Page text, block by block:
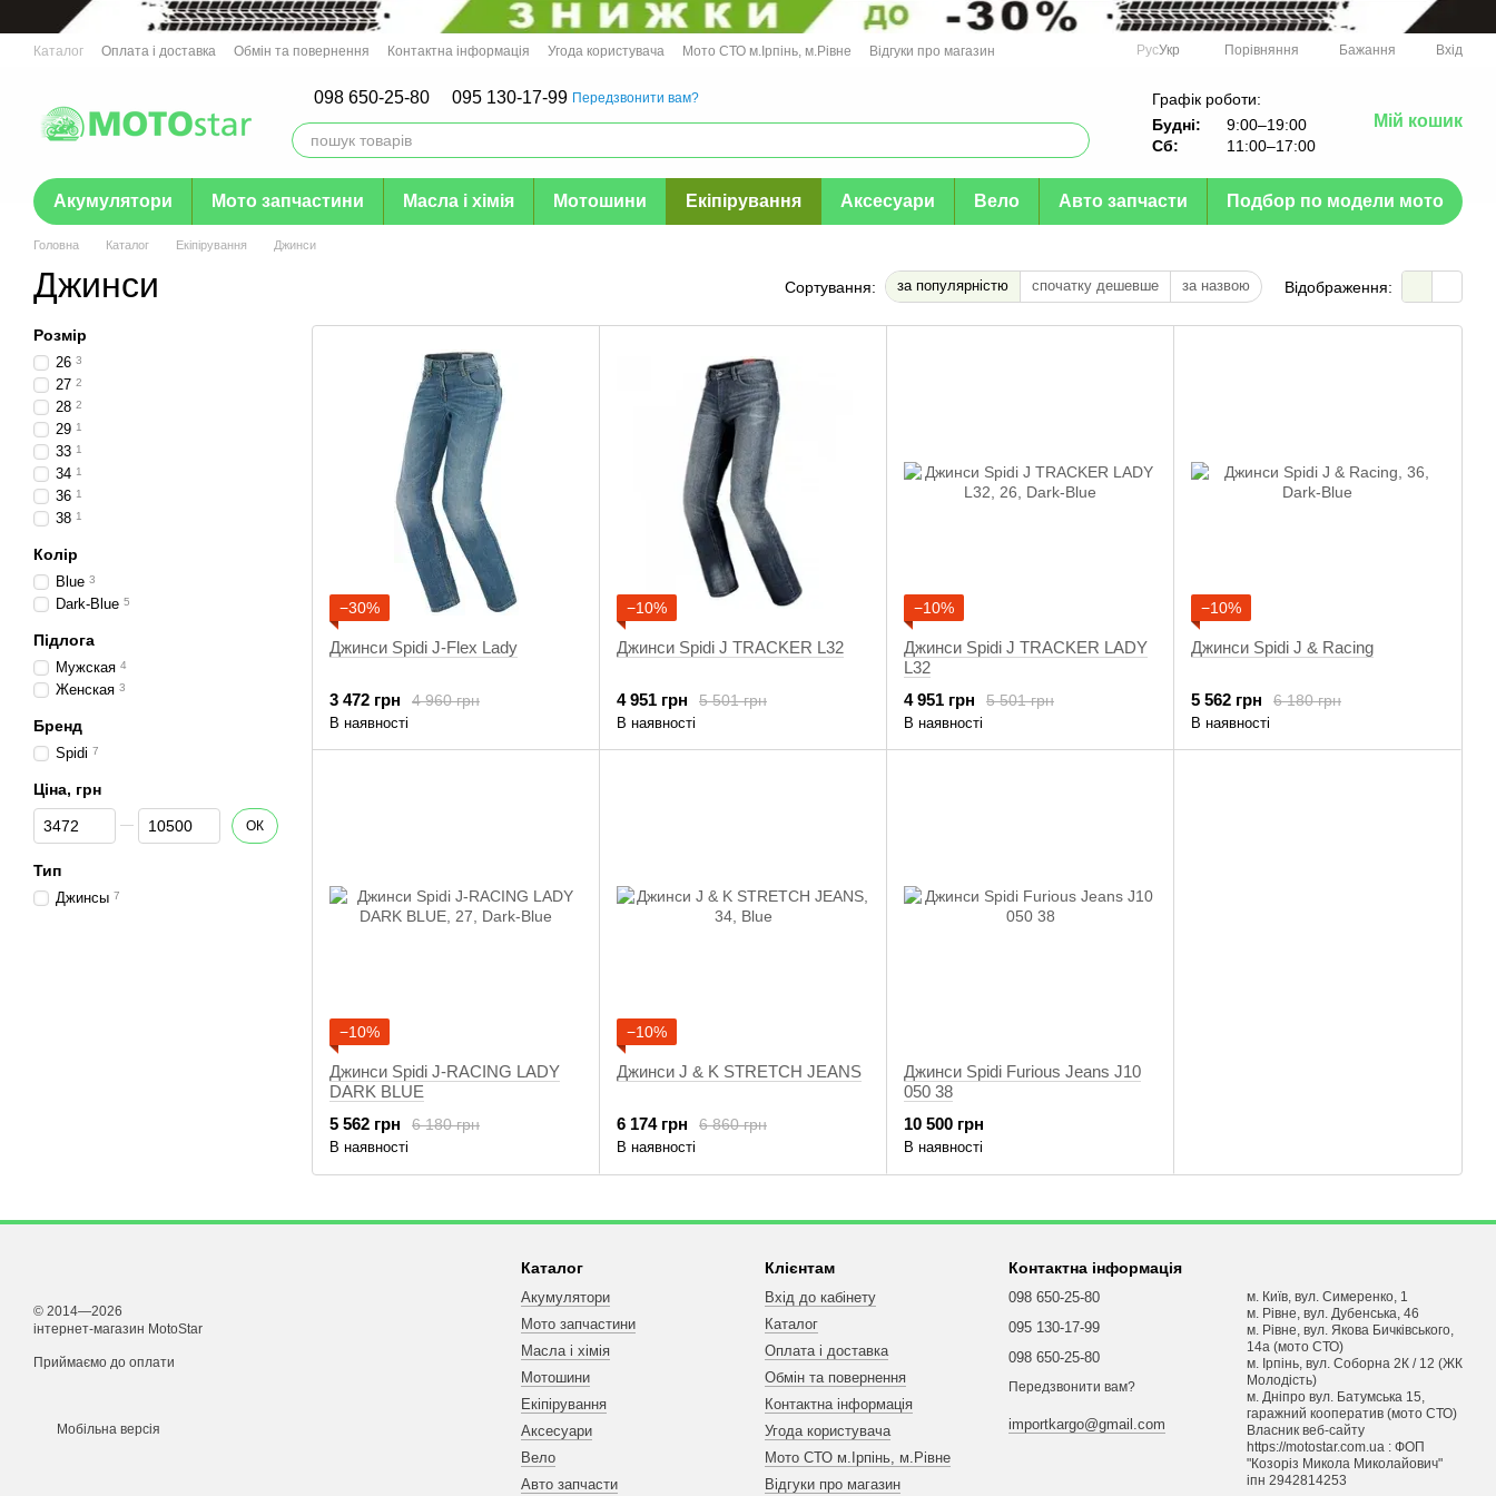
Перейти до основного контенту
Каталог Оплата і доставка Обмін та повернення Контактна інформація Угода користувача Мото СТО м.Ірпінь, м.Рівне
Відгуки про магазин
РусУкр Порівняння Бажання Вхід
098 650-25-80 095 130-17-99 Передзвонити вам?
Графік роботи:
Будні:
9:00–19:00
Сб:
11:00–17:00
Мій кошик
Акумулятори Мото запчастини Масла і хімія Мотошини Екіпірування Аксесуари Вело Авто запчасти Подбор по модели мото
Головна Каталог Екіпірування Джинси
Джинси Сортування: за популярністю спочатку дешевше за назвою Відображення:
−30%
Джинси Spidi J-Flex Lady
4 960 грн
3 472 грн
В наявності
−10%
Джинси Spidi J TRACKER L32
5 501 грн
4 951 грн
В наявності
−10%
Джинси Spidi J TRACKER LADY
L32
5 501 грн
4 951 грн
В наявності
−10%
Джинси Spidi J & Racing
6 180 грн
5 562 грн
В наявності
−10%
Джинси Spidi J-RACING LADY
DARK BLUE
6 180 грн
5 562 грн
В наявності
−10%
Джинси J & K STRETCH JEANS
6 860 грн
6 174 грн
В наявності
Джинси Spidi Furious Jeans J10
050 38
10 500 грн
В наявності
Розмір
26 3
27 2
28 2
29 1
33 1
34 1
36 1
38 1
Колір
Blue 3
Dark-Blue 5
Підлога
Мужская 4
Женская 3
Бренд
Spidi 7
Ціна, грн
Від Ціна, грн
До Ціна, грн ОК
Тип
Джинсы 7
© 2014—2026
інтернет-магазин MotoStar
Приймаємо до оплати
Мобільна версія
Каталог
Акумулятори
Мото запчастини
Масла і хімія
Мотошини
Екіпірування
Аксесуари
Вело
Авто запчасти
Клієнтам
Вхід до кабінету
Каталог
Оплата і доставка
Обмін та повернення
Контактна інформація
Угода користувача
Мото СТО м.Ірпінь, м.Рівне
Відгуки про магазин
Контактна інформація
098 650-25-80
095 130-17-99
098 650-25-80
Передзвонити вам?
importkargo@gmail.com
м. Київ, вул. Симеренко, 1
м. Рівне, вул. Дубенська, 46
м. Рівне, вул. Якова Бичківського,
14а (мото СТО)
м. Ірпінь, вул. Соборна 2К / 12 (ЖК
Молодість)
м. Днiпро вул. Батумська 15,
гаражний кооператив (мото СТО)
Власник веб-сайту
https://motostar.com.ua : ФОП
"Козоріз Микола Миколайович"
iпн 2942814253